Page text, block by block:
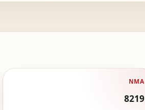
NMA
8219